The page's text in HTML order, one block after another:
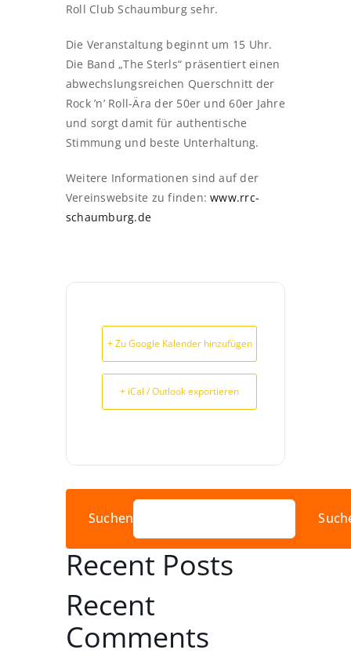
Roll Club Schaumburg sehr.
Die Veranstaltung beginnt um 15 Uhr.
Die Band „The Sterls“ präsentiert einen
abwechslungsreichen Querschnitt der
Rock ’n’ Roll-Ära der 50er und 60er Jahre
und sorgt damit für authentische
Stimmung und beste Unterhaltung.
Weitere Informationen sind auf der
Vereinswebsite zu finden:www.rrc-
schaumburg.de
+ Zu Google Kalender hinzufügen
+ iCal / Outlook exportieren
Suchen
Recent Posts
Recent
Comments